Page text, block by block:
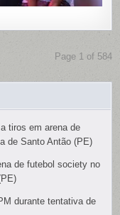
Page 1 of 584
tiros em arena de
de Santo Antão (PE)
de futebol society no
durante tentativa de